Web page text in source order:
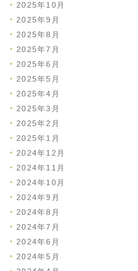
2025年10月
2025年9月
2025年8月
2025年7月
2025年6月
2025年5月
2025年4月
2025年3月
2025年2月
2025年1月
2024年12月
2024年11月
2024年10月
2024年9月
2024年8月
2024年7月
2024年6月
2024年5月